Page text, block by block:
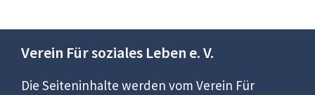
Verein Für soziales Leben e. V.
Die Seiteninhalte werden vom Verein Für